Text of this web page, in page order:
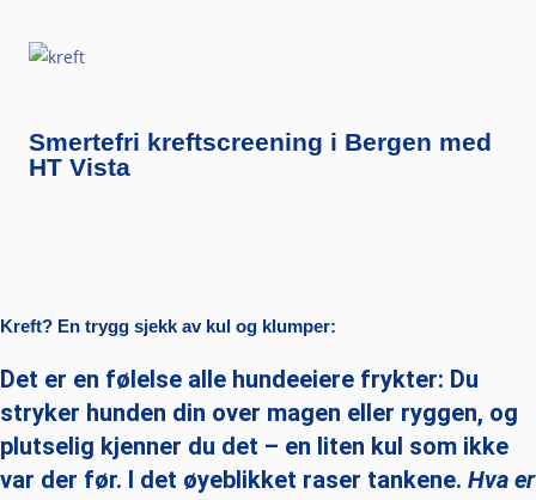
Smertefri kreftscreening i Bergen med
HT Vista
Kreft? En trygg sjekk av kul og klumper:
Det er en følelse alle hundeeiere frykter: Du
stryker hunden din over magen eller ryggen, og
plutselig kjenner du det – en liten kul som ikke
var der før. I det øyeblikket raser tankene. Hva er